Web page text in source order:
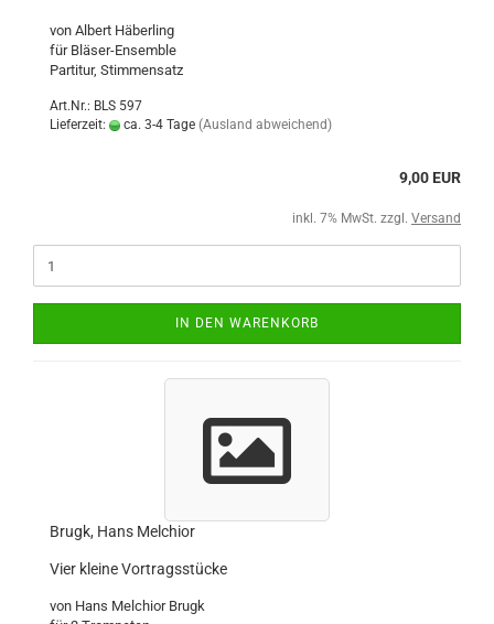
von Albert Häberling
für Bläser-Ensemble
Partitur, Stimmensatz
Art.Nr.: BLS 597
Lieferzeit:
ca. 3-4 Tage (Ausland abweichend)
9,00 EUR
inkl. 7% MwSt. zzgl. Versand
IN DEN WARENKORB
Brugk, Hans Melchior
Vier kleine Vortragsstücke
von Hans Melchior Brugk